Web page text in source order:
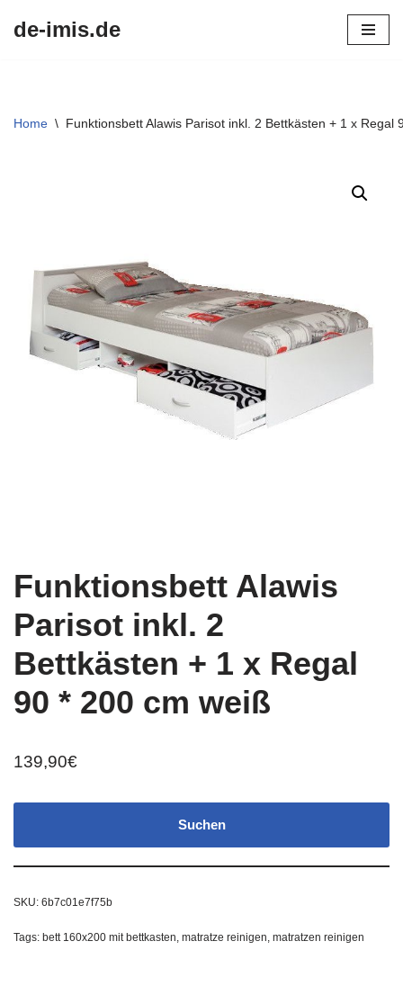
de-imis.de
Home \ Funktionsbett Alawis Parisot inkl. 2 Bettkästen + 1 x Regal
Funktionsbett Alawis
Parisot inkl. 2
Bettkästen + 1 x Regal
90 * 200 cm weiß
139,90€
Suchen
SKU: 6b7c01e7f75b
Tags: bett 160x200 mit bettkasten, matratze reinigen, matratzen reinigen